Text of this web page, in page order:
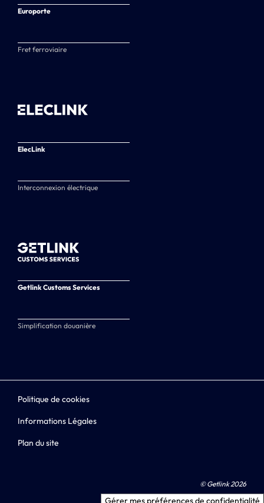
Europorte
Fret ferroviaire
ElecLink
Interconnexion électrique
Getlink Customs Services
Simplification douanière
Politique de cookies
Informations Légales
Plan du site
© Getlink 2026
Gérer mes préférences de confidentialité